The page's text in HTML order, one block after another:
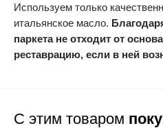
Используем только
итальянское масло.
паркета не отходит от
реставрацию, если в ней
С этим товаром